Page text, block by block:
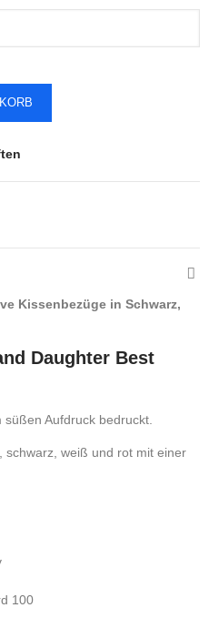
Kissenbezüge in Schwarz,
Daughter Best
Aufdruck bedruckt.
schwarz, weiß und rot mit einer
100